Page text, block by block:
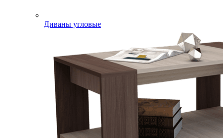
Диваны угловые